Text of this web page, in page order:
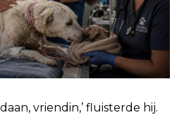
vriendin,’ fluisterde hij.